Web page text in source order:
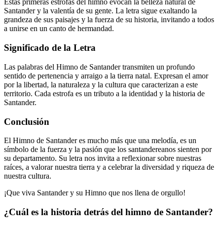
Estas primeras estrofas del himno evocan la belleza natural de
Santander y la valentía de su gente. La letra sigue exaltando la
grandeza de sus paisajes y la fuerza de su historia, invitando a todos
a unirse en un canto de hermandad.
Significado de la Letra
Las palabras del Himno de Santander transmiten un profundo
sentido de pertenencia y arraigo a la tierra natal. Expresan el amor
por la libertad, la naturaleza y la cultura que caracterizan a este
territorio. Cada estrofa es un tributo a la identidad y la historia de
Santander.
Conclusión
El Himno de Santander es mucho más que una melodía, es un
símbolo de la fuerza y la pasión que los santandereanos sienten por
su departamento. Su letra nos invita a reflexionar sobre nuestras
raíces, a valorar nuestra tierra y a celebrar la diversidad y riqueza de
nuestra cultura.
¡Que viva Santander y su Himno que nos llena de orgullo!
¿Cuál es la historia detrás del himno de Santander?